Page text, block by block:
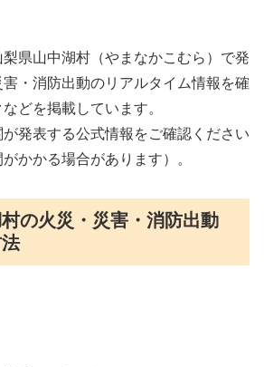
県山中湖村（やまなかこむら）で発
・消防出動のリアルタイム情報を確
どを掲載しています。
発表する公式情報をご確認ください
かかる場合があります）。
の火災・災害・消防出動